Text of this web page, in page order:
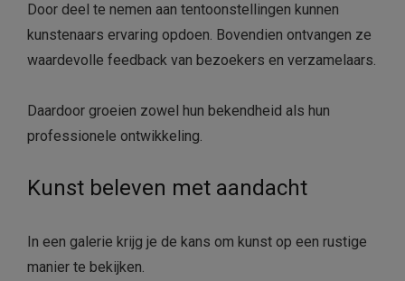
Door deel te nemen aan tentoonstellingen kunnen
kunstenaars ervaring opdoen. Bovendien ontvangen ze
waardevolle feedback van bezoekers en verzamelaars.
Daardoor groeien zowel hun bekendheid als hun
professionele ontwikkeling.
Kunst beleven met aandacht
In een galerie krijg je de kans om kunst op een rustige
manier te bekijken.